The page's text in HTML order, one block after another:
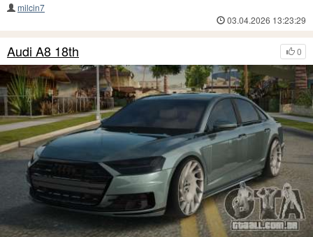
milcin7
03.04.2026 13:23:29
0
Audi A8 18th